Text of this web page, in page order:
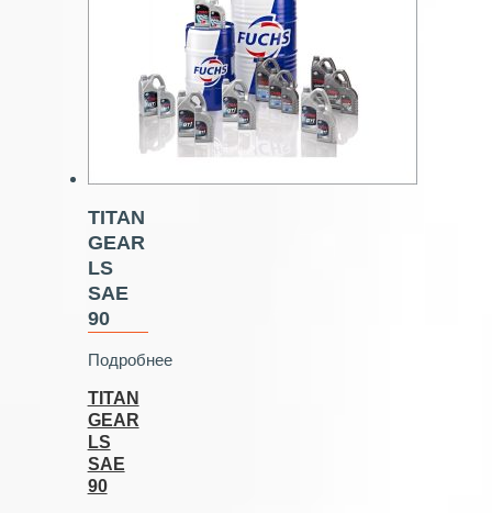
TITAN
GEAR
LS
SAE
90
Подробнее
TITAN
GEAR
LS
SAE
90